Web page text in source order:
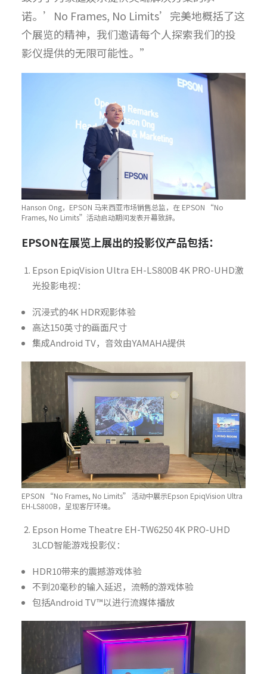
诺。’No Frames, No Limits’完美地概括了这
个展览的精神，我们邀请每个人探索我们的投
影仪提供的无限可能性。”
Hanson Ong，EPSON 马来西亚市场销售总监，在 EPSON “No
Frames, No Limits”活动启动期间发表开幕致辞。
EPSON在展览上展出的投影仪产品包括：
Epson EpiqVision Ultra EH-LS800B 4K PRO-UHD激
光投影电视：
沉浸式的4K HDR观影体验
高达150英寸的画面尺寸
集成Android TV，音效由YAMAHA提供
EPSON “No Frames, No Limits” 活动中展示Epson EpiqVision Ultra
EH-LS800B，呈现客厅环境。
Epson Home Theatre EH-TW6250 4K PRO-UHD
3LCD智能游戏投影仪：
HDR10带来的震撼游戏体验
不到20毫秒的输入延迟，流畅的游戏体验
包括Android TV™以进行流媒体播放